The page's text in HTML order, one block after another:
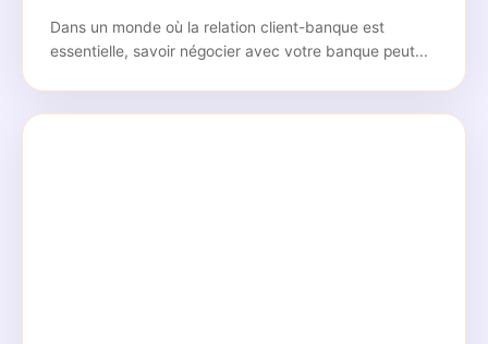
Dans un monde où la relation client-banque est
essentielle, savoir négocier avec votre banque peut...